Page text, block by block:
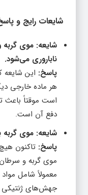
شایعات رایج و
شایعه: موی گربه
ناباروری می‌شود.
پاسخ: این شایعه
هر ماده خارجی
است موقتاً باعث
دفع آن است.
شایعه: موی
پاسخ: تاکنون
موی گربه و
معمولاً شامل
جهش‌های ژنتیکی